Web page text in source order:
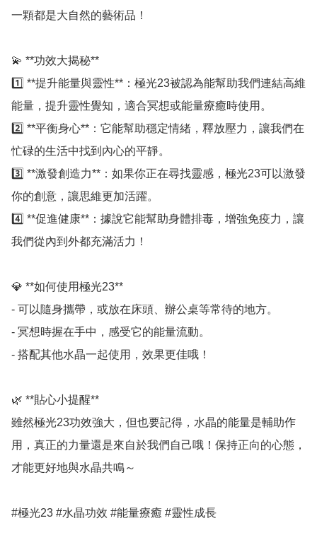
一顆都是大自然的藝術品！
💫 **功效大揭秘**
1️⃣ **提升能量與靈性**：極光23被認為能幫助我們連結高維
能量，提升靈性覺知，適合冥想或能量療癒時使用。
2️⃣ **平衡身心**：它能幫助穩定情緒，釋放壓力，讓我們在
忙碌的生活中找到內心的平靜。
3️⃣ **激發創造力**：如果你正在尋找靈感，極光23可以激發
你的創意，讓思維更加活躍。
4️⃣ **促進健康**：據說它能幫助身體排毒，增強免疫力，讓
我們從內到外都充滿活力！
💎 **如何使用極光23**
- 可以隨身攜帶，或放在床頭、辦公桌等常待的地方。
- 冥想時握在手中，感受它的能量流動。
- 搭配其他水晶一起使用，效果更佳哦！
🌿 **貼心小提醒**
雖然極光23功效強大，但也要記得，水晶的能量是輔助作
用，真正的力量還是來自於我們自己哦！保持正向的心態，
才能更好地與水晶共鳴～
#極光23 #水晶功效 #能量療癒 #靈性成長